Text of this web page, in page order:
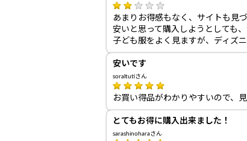
あまりお得感もなく、サイトも見づ
安いと思って購入しようとしても
子ども服をよく見ますが、ディズ
安いです
soraltutiさん
お買い得品がわかりやすいので、
とてもお得に購入出来ました！
sarashinoharaさん